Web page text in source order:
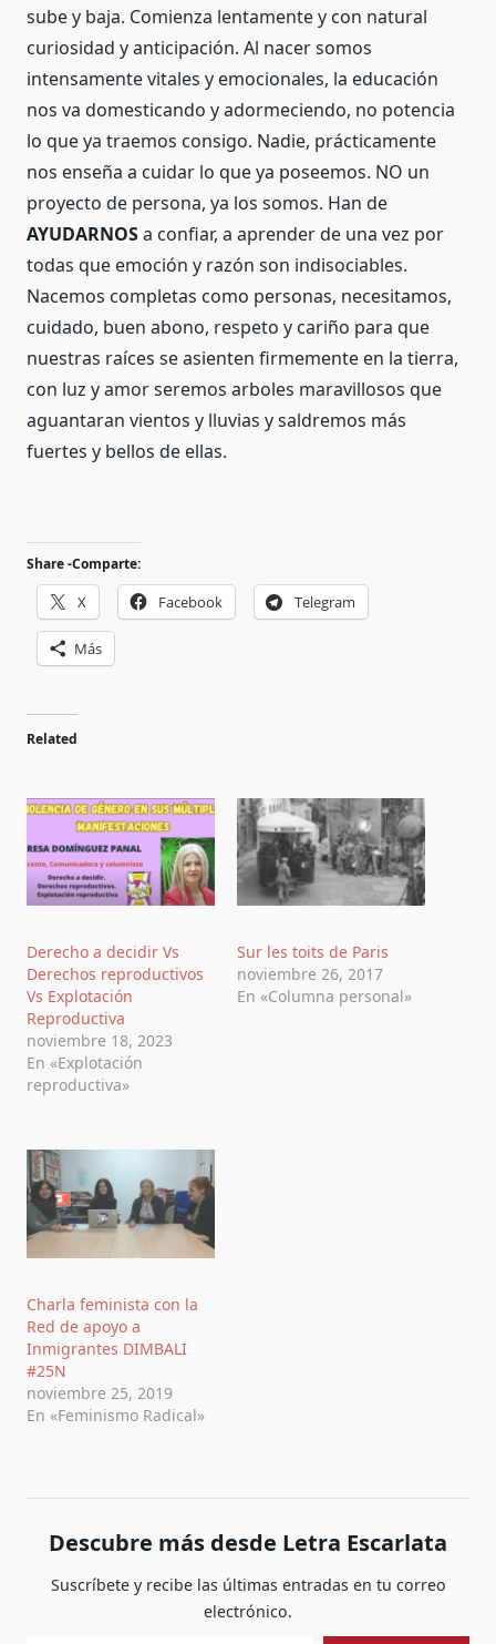
sube y baja. Comienza lentamente y con natural
curiosidad y anticipación. Al nacer somos
intensamente vitales y emocionales, la educación
nos va domesticando y adormeciendo, no potencia
lo que ya traemos consigo. Nadie, prácticamente
nos enseña a cuidar lo que ya poseemos. NO un
proyecto de persona, ya los somos. Han de
AYUDARNOSa confiar, a aprender de una vez por
todas que emoción y razón son indisociables.
Nacemos completas como personas, necesitamos,
cuidado, buen abono, respeto y cariño para que
nuestras raíces se asienten firmemente en la tierra,
con luz y amor seremos arboles maravillosos que
aguantaran vientos y lluvias y saldremos más
fuertes y bellos de ellas.
Share -Comparte:
X Facebook Telegram
Más
Related
Derecho a decidir Vs
Derechos reproductivos
Vs Explotación
Reproductiva
noviembre 18, 2023
En «Explotación
reproductiva»
Sur les toits de Paris
noviembre 26, 2017
En «Columna personal»
Charla feminista con la
Red de apoyo a
Inmigrantes DIMBALI
#25N
noviembre 25, 2019
En «Feminismo Radical»
Descubre más desde Letra Escarlata
Suscríbete y recibe las últimas entradas en tu correo
electrónico.